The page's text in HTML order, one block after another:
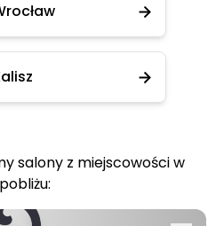
salony z miejscowości w
pobliżu: